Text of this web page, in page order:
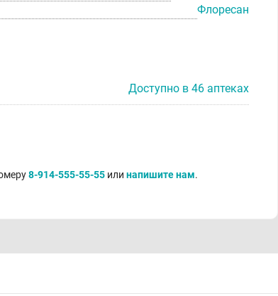
Флоресан
Доступно в 46 аптеках
8-914-555-55-55 или напишите нам.